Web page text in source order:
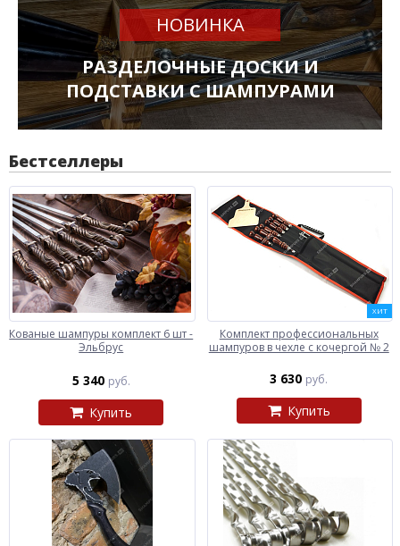
НОВИНКА
РАЗДЕЛОЧНЫЕ ДОСКИ И
ПОДСТАВКИ С ШАМПУРАМИ
Бестселлеры
Кованые шампуры комплект 6 шт -
Эльбрус
5 340 руб.
Купить
ХИТ
Комплект профессиональных
шампуров в чехле с кочергой № 2
3 630 руб.
Купить